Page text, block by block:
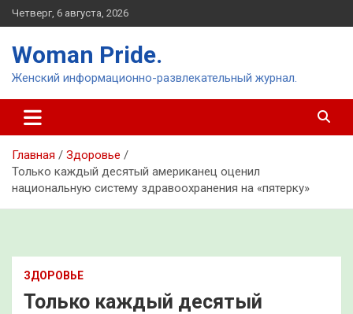
Перейти
к
Четверг, 6 августа, 2026
Woman Pride.
Женский информационно-развлекательный журнал.
Главная
Здоровье
Только каждый десятый американец оценил
национальную систему здравоохранения на «пятерку»
ЗДОРОВЬЕ
Только каждый десятый